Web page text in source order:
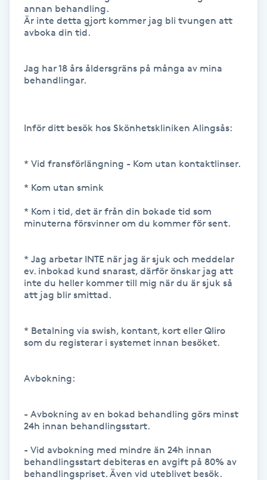
IPL hårborttagning
Katun fransar
Kemisk peeling
Kinesiologi
Klangmassage
Klippning
Klippning & Slingor
annan behandling.
Är inte detta gjort kommer jag bli tvungen att
avboka din tid.
Jag har 18 års åldersgräns på många av mina
behandlingar.
Inför ditt besök hos Skönhetskliniken Alingsås:
* Vid fransförlängning - Kom utan kontaktlinser.
* Kom utan smink
* Kom i tid, det är från din bokade tid som
minuterna försvinner om du kommer för sent.
* Jag arbetar INTE när jag är sjuk och meddelar
ev. inbokad kund snarast, därför önskar jag att
inte du heller kommer till mig när du är sjuk så
att jag blir smittad.
* Betalning via swish, kontant, kort eller Qliro
som du registerar i systemet innan besöket.
Avbokning:
- Avbokning av en bokad behandling görs minst
24h innan behandlingsstart.
- Vid avbokning med mindre än 24h innan
behandlingsstart debiteras en avgift på 80% av
behandlingspriset. Även vid uteblivet besök.